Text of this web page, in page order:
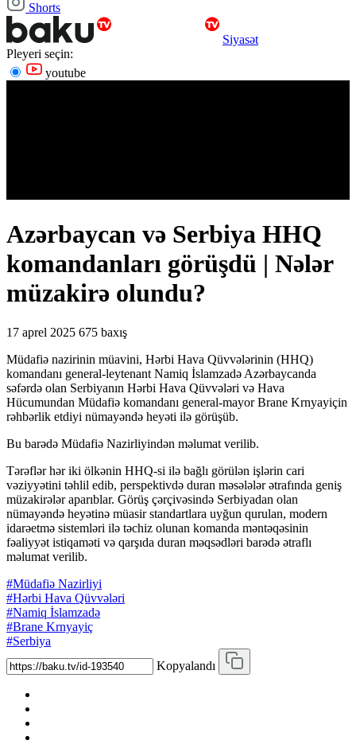
Shorts
Siyasət
Pleyeri seçin:
youtube
Azərbaycan və Serbiya HHQ
komandanları görüşdü | Nələr
müzakirə olundu?
17 aprel 2025 675 baxış
Müdafiə nazirinin müavini, Hərbi Hava Qüvvələrinin (HHQ)
komandanı general-leytenant Namiq İslamzadə Azərbaycanda
səfərdə olan Serbiyanın Hərbi Hava Qüvvələri və Hava
Hücumundan Müdafiə komandanı general-mayor Brane Krnyayiçin
rəhbərlik etdiyi nümayəndə heyəti ilə görüşüb.
Bu barədə Müdafiə Nazirliyindən məlumat verilib.
Tərəflər hər iki ölkənin HHQ-si ilə bağlı görülən işlərin cari
vəziyyətini təhlil edib, perspektivdə duran məsələlər ətrafında geniş
müzakirələr aparıblar. Görüş çərçivəsində Serbiyadan olan
nümayəndə heyətinə müasir standartlara uyğun qurulan, modern
idarəetmə sistemləri ilə təchiz olunan komanda məntəqəsinin
fəaliyyət istiqaməti və qarşıda duran məqsədləri barədə ətraflı
məlumat verilib.
#Müdafiə Nazirliyi
#Hərbi Hava Qüvvələri
#Namiq İslamzadə
#Brane Krnyayiç
#Serbiya
Kopyalandı